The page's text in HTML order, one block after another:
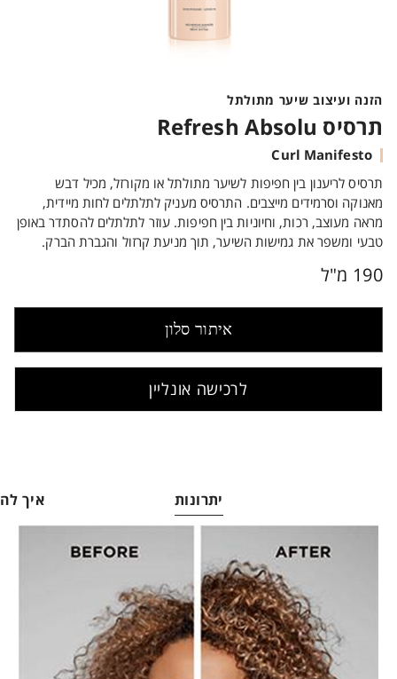
הזנה ועיצוב שיער מתולתל
תרסיס Refresh Absolu
Curl Manifesto
תרסיס לריענון בין חפיפות לשיער מתולתל או מקורזל, מכיל דבש
מאנוקה וסרמידים מייצבים. התרסיס מעניק לתלתלים לחות מיידית,
מראה מעוצב, רכות, וחיוניות בין חפיפות. עוזר לתלתלים להסתדר באופן
טבעי ומשפר את גמישות השיער, תוך מניעת קרזול והגברת הברק.
190 מ"ל
איתור סלון
לרכישה אונליין
יתרונות איך